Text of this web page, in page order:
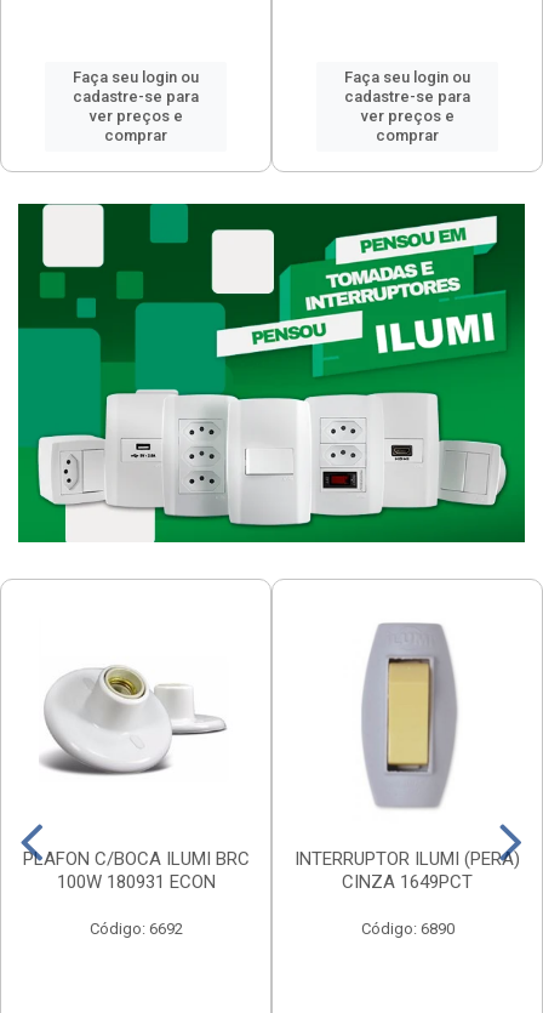
Faça seu login ou
cadastre-se para
ver preços e
comprar
Faça seu login ou
cadastre-se para
ver preços e
comprar
PLAFON C/BOCA ILUMI BRC
100W 180931 ECON
Código: 6692
INTERRUPTOR ILUMI (PERA)
CINZA 1649PCT
Código: 6890